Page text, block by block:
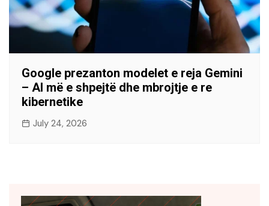
Google prezanton modelet e reja Gemini
– AI më e shpejtë dhe mbrojtje e re
kibernetike
July 24, 2026